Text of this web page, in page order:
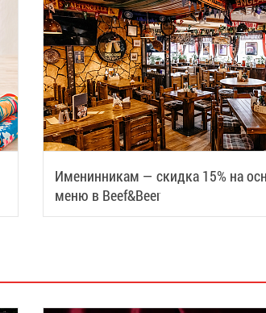
Именинникам — скидка 15% на
меню в Beef&Beer